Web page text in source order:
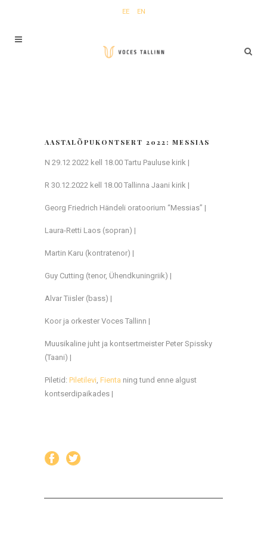
EE EN
AASTALÕPUKONTSERT 2022: MESSIAS
N 29.12 2022 kell 18.00 Tartu Pauluse kirik |
R 30.12.2022 kell 18.00 Tallinna Jaani kirik |
Georg Friedrich Händeli oratoorium “Messias” |
Laura-Retti Laos (sopran) |
Martin Karu (kontratenor) |
Guy Cutting (tenor, Ühendkuningriik) |
Alvar Tiisler (bass) |
Koor ja orkester Voces Tallinn |
Muusikaline juht ja kontsertmeister Peter Spissky
(Taani) |
Piletid: Piletilevi, Fienta ning tund enne algust
kontserdipaikades |